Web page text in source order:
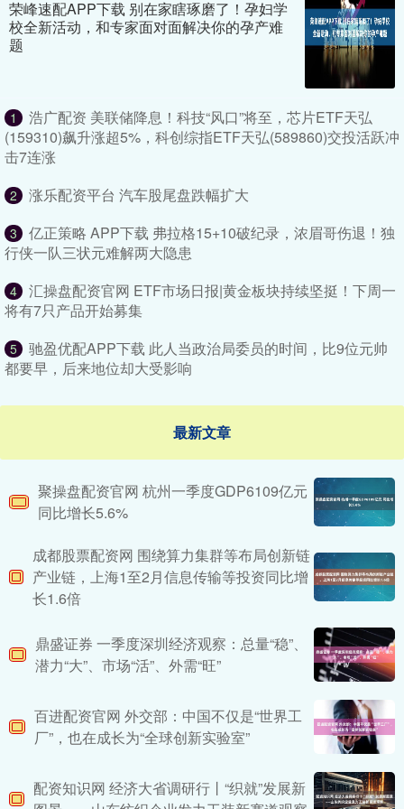
荣峰速配APP下载 别在家瞎琢磨了！孕妇学
校全新活动，和专家面对面解决你的孕产难
题
1
浩广配资 美联储降息！科技“风口”将至，芯片ETF天弘
(159310)飙升涨超5%，科创综指ETF天弘(589860)交投活跃冲
击7连涨
2 涨乐配资平台 汽车股尾盘跌幅扩大
3
亿正策略 APP下载 弗拉格15+10破纪录，浓眉哥伤退！独
行侠一队三状元难解两大隐患
4
汇操盘配资官网 ETF市场日报|黄金板块持续坚挺！下周一
将有7只产品开始募集
5
驰盈优配APP下载 此人当政治局委员的时间，比9位元帅
都要早，后来地位却大受影响
最新文章
聚操盘配资官网 杭州一季度GDP6109亿元
同比增长5.6%
成都股票配资网 围绕算力集群等布局创新链
产业链，上海1至2月信息传输等投资同比增
长1.6倍
鼎盛证券 一季度深圳经济观察：总量“稳”、
潜力“大”、市场“活”、外需“旺”
百进配资官网 外交部：中国不仅是“世界工
厂”，也在成长为“全球创新实验室”
配资知识网 经济大省调研行丨“织就”发展新